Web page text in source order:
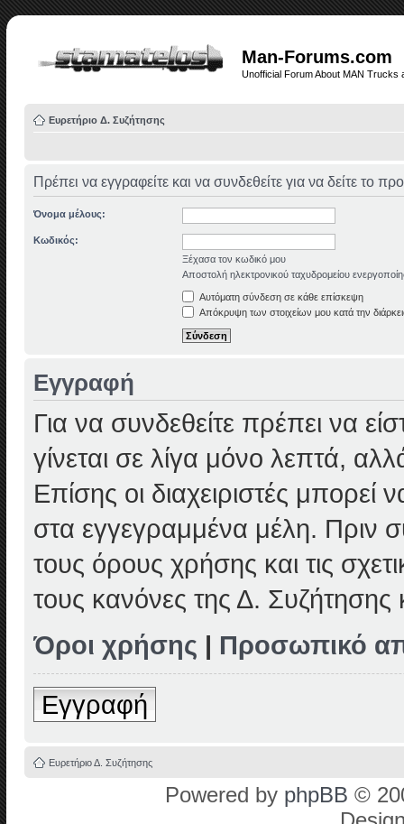
Man-Forums.com
Unofficial Forum About MAN Trucks
Ευρετήριο Δ. Συζήτησης
Πρέπει να εγγραφείτε και να συνδεθείτε για να δείτε το
Όνομα μέλους:
Κωδικός:
Ξέχασα τον κωδικό μου
Αποστολή ηλεκτρονικού ταχυδρομείου
Αυτόματη σύνδεση σε κάθε επίσκεψη
Απόκρυψη των στοιχείων μου κατά την
Εγγραφή
Για να συνδεθείτε πρέπει να
γίνεται σε λίγα μόνο λεπτά,
Επίσης οι διαχειριστές
στα εγγεγραμμένα μέλη. Πριν
τους όρους χρήσης και τις
τους κανόνες της Δ.
Όροι χρήσης | Προσωπικό
Εγγραφή
Ευρετήριο Δ. Συζήτησης
Powered by phpBB ©